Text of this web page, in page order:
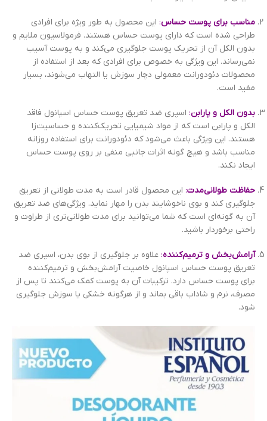
مناسب برای پوست حساس: این محصول به طور ویژه برای افرادی
طراحی شده است که دارای پوست حساس هستند. فرمولاسیون ملایم و
بدون الکل آن از تحریک پوست جلوگیری می‌کند و به پوست آسیب
نمی‌رساند. این ویژگی به خصوص برای افرادی که بعد از استفاده از
محصولات دئودورانت معمولی دچار سوزش یا التهاب می‌شوند، بسیار
مفید است.
بدون الکل و پارابن: اسپری ضد تعریق پوست حساس اسپانول فاقد
الکل و پارابن است که از مواد شیمیایی تحریک‌کننده و حساسیت‌زا
هستند. این ویژگی باعث می‌شود که دئودورانت برای استفاده روزانه
مناسب باشد و هیچ گونه اثرات جانبی منفی بر روی پوست حساس
ایجاد نکند.
حفاظت طولانی‌مدت: این محصول قادر است به مدت طولانی از تعریق
جلوگیری کند و بوی ناخوشایند بدن را مهار نماید. ویژگی‌های ضد تعریق
آن به گونه‌ای است که شما می‌توانید برای مدت طولانی‌تری از طراوت و
راحتی برخوردار باشید.
آرامش‌بخش و ترمیم‌کننده: علاوه بر جلوگیری از بوی بدن، اسپری ضد
تعریق پوست حساس اسپانول خاصیت آرامش‌بخش و ترمیم‌کننده
برای پوست حساس دارد. ترکیبات آن به پوست کمک می‌کنند تا پس از
مصرف، نرم و شاداب باقی بماند و از هرگونه خشکی یا سوزش جلوگیری
شود.